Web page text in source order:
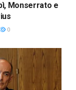
Monserrato e
0